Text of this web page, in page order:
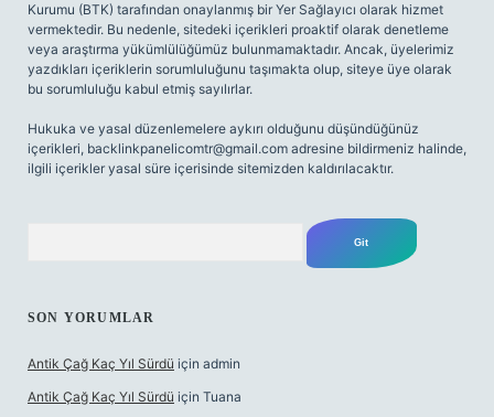
Kurumu (BTK) tarafından onaylanmış bir Yer Sağlayıcı olarak hizmet
vermektedir. Bu nedenle, sitedeki içerikleri proaktif olarak denetleme
veya araştırma yükümlülüğümüz bulunmamaktadır. Ancak, üyelerimiz
yazdıkları içeriklerin sorumluluğunu taşımakta olup, siteye üye olarak
bu sorumluluğu kabul etmiş sayılırlar.
Hukuka ve yasal düzenlemelere aykırı olduğunu düşündüğünüz
içerikleri, backlinkpanelicomtr@gmail.com adresine bildirmeniz halinde,
ilgili içerikler yasal süre içerisinde sitemizden kaldırılacaktır.
SON YORUMLAR
Antik Çağ Kaç Yıl Sürdü için admin
Antik Çağ Kaç Yıl Sürdü için Tuana